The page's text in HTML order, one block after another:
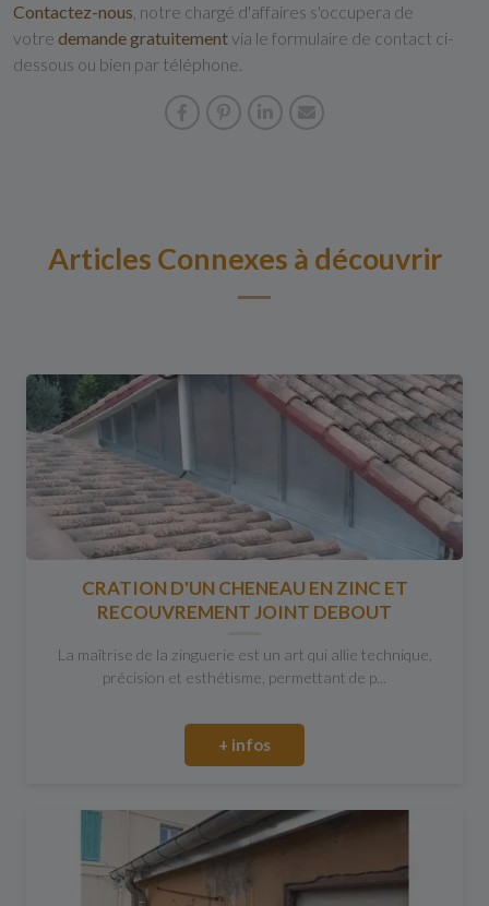
Contactez-nous , notre chargé d'affaires s'occupera de
votre demande gratuitementvia le formulaire de contact ci-
dessous ou bien par téléphone.
Articles Connexes à découvrir
CRATION D'UN CHENEAU EN ZINC ET
RECOUVREMENT JOINT DEBOUT
La maîtrise de la zinguerie est un art qui allie technique,
précision et esthétisme, permettant de p...
+ infos